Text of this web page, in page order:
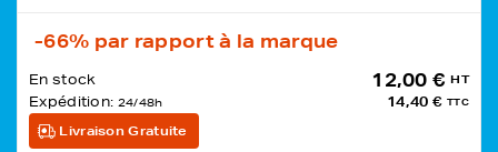
-66% par rapport à la marque
En stock
Expédition: 24/48h
12,00 € HT
14,40 € TTC
Livraison Gratuite